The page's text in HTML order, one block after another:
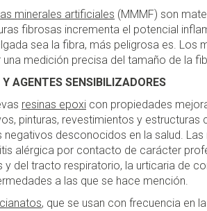
minerales artificiales (MMMF) son
fibrosas incrementa el potencial
sea la fibra, más peligrosa es. Los
una medición precisa del tamaño de la
Y AGENTES SENSIBILIZADORES
resinas epoxi con propiedades
pinturas, revestimientos y
negativos desconocidos en la salud.
alérgica por contacto de carácter
y del tracto respiratorio, la urticaria de
a las que se hace mención.
, que se usan con frecuencia en